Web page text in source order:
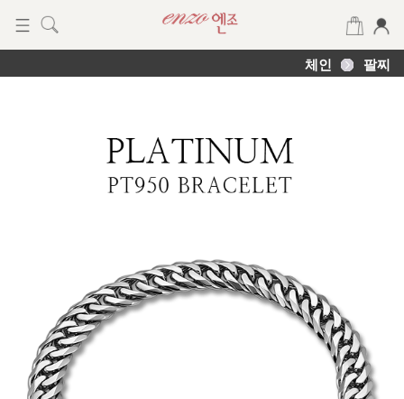
체인 팔찌